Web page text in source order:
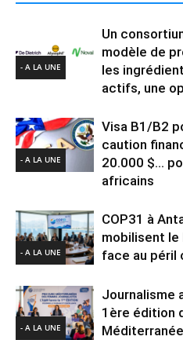
- A LA UNE
Un
modèle de
les
actifs, une
- A LA UNE
Visa B1/B2
caution
20.000 $…
africains
- A LA UNE
COP31 à
mobilisent le
face au péril
- A LA UNE
Journalisme
1ère édition